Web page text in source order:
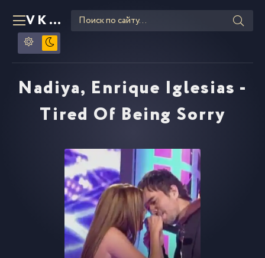
VKLIPE RU
Nadiya, Enrique Iglesias -
Tired Of Being Sorry